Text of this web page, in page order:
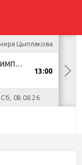
Цыплакова
ДНМ-ОЛИМПИК
13:00
, Сб, 08.08.26